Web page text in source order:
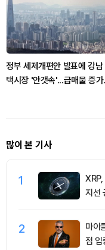
정부 세제개편안 발표에 강남
택시장 '안갯속'...급매물 증가
많이 본 기사
1
지선
2
마이
점 입